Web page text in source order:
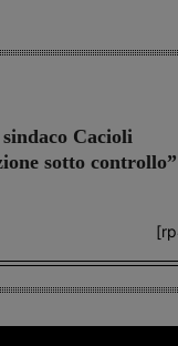
Cacioli
sotto controllo”